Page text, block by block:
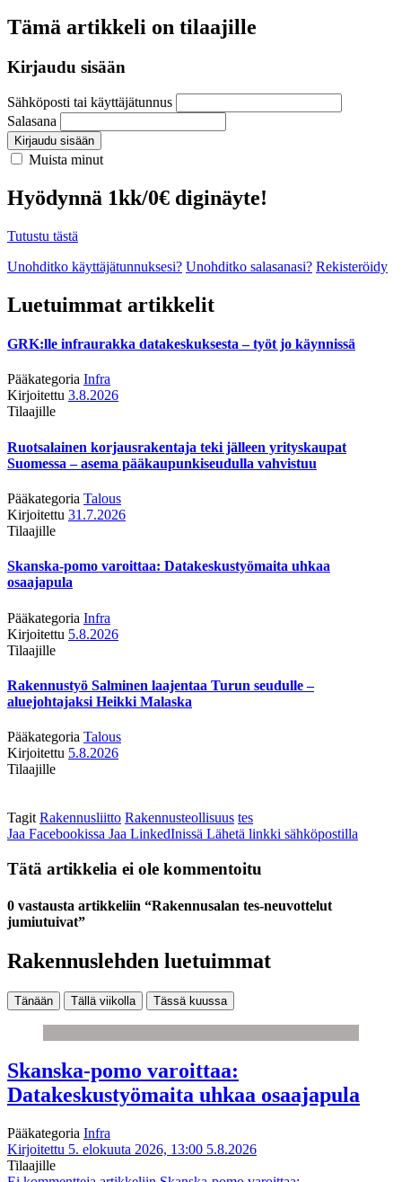
Tämä artikkeli on tilaajille
Kirjaudu sisään
Sähköposti tai käyttäjätunnus
Salasana
Kirjaudu sisään
Muista minut
Hyödynnä 1kk/0€ diginäyte!
Tutustu tästä
Unohditko käyttäjätunnuksesi? Unohditko salasanasi? Rekisteröidy
Luetuimmat artikkelit
GRK:lle infraurakka datakeskuksesta – työt jo käynnissä
Pääkategoria Infra
Kirjoitettu 3.8.2026
Tilaajille
Ruotsalainen korjausrakentaja teki jälleen yrityskaupat
Suomessa – asema pääkaupunkiseudulla vahvistuu
Pääkategoria Talous
Kirjoitettu 31.7.2026
Tilaajille
Skanska-pomo varoittaa: Datakeskustyömaita uhkaa
osaajapula
Pääkategoria Infra
Kirjoitettu 5.8.2026
Tilaajille
Rakennustyö Salminen laajentaa Turun seudulle –
aluejohtajaksi Heikki Malaska
Pääkategoria Talous
Kirjoitettu 5.8.2026
Tilaajille
Tagit Rakennusliitto Rakennusteollisuus tes
Jaa Facebookissa Jaa LinkedInissä Lähetä linkki sähköpostilla
Tätä artikkelia ei ole kommentoitu
0 vastausta artikkeliin “Rakennusalan tes-neuvottelut
jumiutuivat”
Rakennuslehden luetuimmat
Tänään Tällä viikolla Tässä kuussa
Skanska-pomo varoittaa:
Datakeskustyömaita uhkaa osaajapula
Pääkategoria Infra
Kirjoitettu 5. elokuuta 2026, 13:00 5.8.2026
Tilaajille